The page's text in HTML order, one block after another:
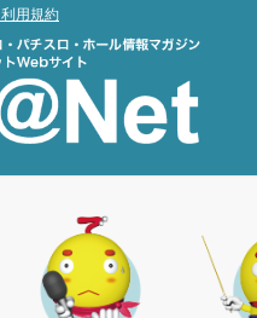
利用規約